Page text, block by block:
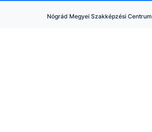
Nógrád Megyei Szakképzési Centrum